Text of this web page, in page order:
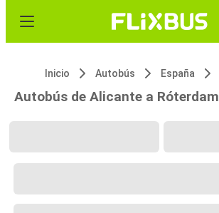
Inicio Autobús España
Autobús de Alicante a Róterdam